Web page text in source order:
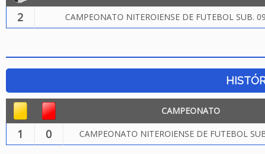
2 CAMPEONATO NITEROIENSE DE FUTEBOL SUB.
CAMPEONATO
1 0 CAMPEONATO NITEROIENSE DE FUTEBOL